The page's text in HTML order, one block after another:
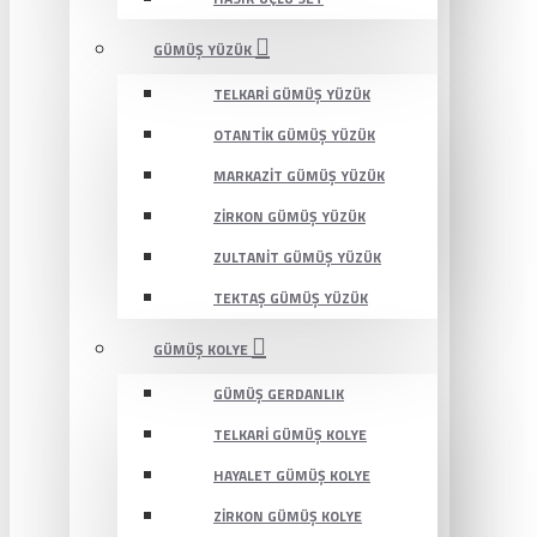
GÜMÜŞ YÜZÜK
TELKARI GÜMÜŞ YÜZÜK
OTANTIK GÜMÜŞ YÜZÜK
MARKAZIT GÜMÜŞ YÜZÜK
ZIRKON GÜMÜŞ YÜZÜK
ZULTANIT GÜMÜŞ YÜZÜK
TEKTAŞ GÜMÜŞ YÜZÜK
GÜMÜŞ KOLYE
GÜMÜŞ GERDANLIK
TELKARI GÜMÜŞ KOLYE
HAYALET GÜMÜŞ KOLYE
ZIRKON GÜMÜŞ KOLYE